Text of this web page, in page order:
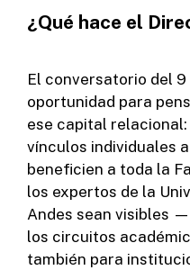
¿Qué hace el
El conversatorio del 9
oportunidad para
ese capital
vínculos individuales
beneficien a toda la F
los expertos de la
Andes sean visibles
los circuitos
también para